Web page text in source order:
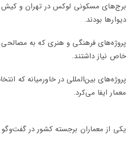
برج‌های مسکونی لوکس در تهران و کیش
دیوارها بودند.
پروژه‌های فرهنگی و هنری که به
خاص نیاز داشتند.
پروژه‌های بین‌المللی در خاورمیانه که
معمار ایفا می‌کرد.
یکی از معماران برجسته کشور در گفت‌وگو